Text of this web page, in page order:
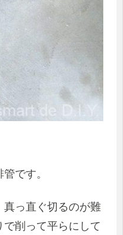
です。
っ直ぐ切るのが難
で削って平らにして